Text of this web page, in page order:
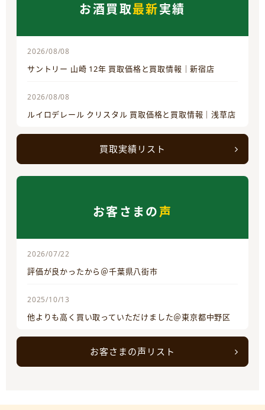
お酒買取最新実績
2026/08/08
サントリー 山崎 12年 買取価格と買取情報｜新宿店
2026/08/08
ルイロデレール クリスタル 買取価格と買取情報｜浅草店
買取実績リスト
お客さまの声
2026/07/22
評価が良かったから＠千葉県八街市
2025/10/13
他よりも高く買い取っていただけました＠東京都中野区
お客さまの声リスト